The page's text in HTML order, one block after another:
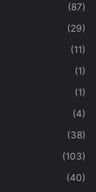
(87)
(29)
(11)
(1)
(1)
(4)
(38)
(103)
(40)